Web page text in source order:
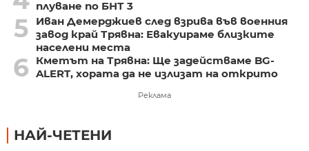
плуване по БНТ 3
5
Иван Демерджиев след взрива във военния
завод край Трявна: Евакуираме близките
населени места
6
Кметът на Трявна: Ще задействаме BG-
ALERT, хората да не излизат на открито
Реклама
НАЙ-ЧЕТЕНИ